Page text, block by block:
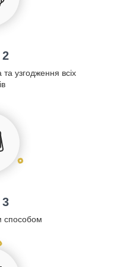
узгодження всіх
способом